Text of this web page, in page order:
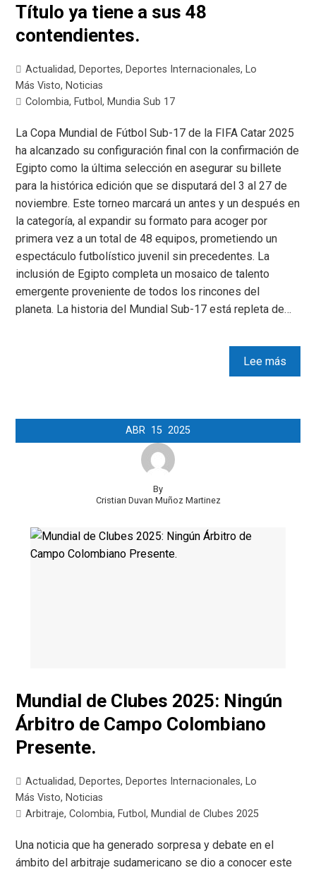
Título ya tiene a sus 48
contendientes.
Actualidad, Deportes, Deportes Internacionales, Lo
Más Visto, Noticias
Colombia, Futbol, Mundia Sub 17
La Copa Mundial de Fútbol Sub-17 de la FIFA Catar 2025
ha alcanzado su configuración final con la confirmación de
Egipto como la última selección en asegurar su billete
para la histórica edición que se disputará del 3 al 27 de
noviembre. Este torneo marcará un antes y un después en
la categoría, al expandir su formato para acoger por
primera vez a un total de 48 equipos, prometiendo un
espectáculo futbolístico juvenil sin precedentes. La
inclusión de Egipto completa un mosaico de talento
emergente proveniente de todos los rincones del
planeta. La historia del Mundial Sub-17 está repleta de…
Lee más
ABR 15 2025
By
Cristian Duvan Muñoz Martinez
Mundial de Clubes 2025: Ningún
Árbitro de Campo Colombiano
Presente.
Actualidad, Deportes, Deportes Internacionales, Lo
Más Visto, Noticias
Arbitraje,Colombia, Futbol, Mundial de Clubes 2025
Una noticia que ha generado sorpresa y debate en el
ámbito del arbitraje sudamericano se dio a conocer este